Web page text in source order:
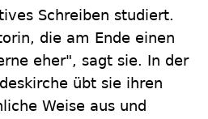
Schreiben studiert.
die am Ende einen
eher", sagt sie. In der
übt sie ihren
Weise aus und